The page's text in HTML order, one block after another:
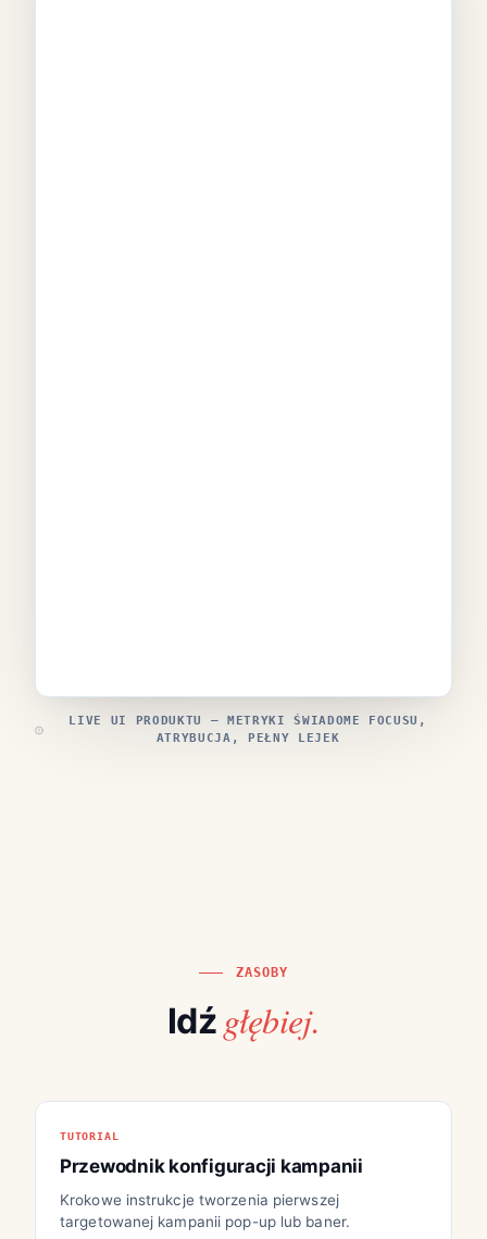
LIVE UI PRODUKTU — METRYKI ŚWIADOME FOCUSU,
ATRYBUCJA, PEŁNY LEJEK
ZASOBY
Idź głębiej.
TUTORIAL
Przewodnik konfiguracji kampanii
Krokowe instrukcje tworzenia pierwszej
targetowanej kampanii pop-up lub baner.